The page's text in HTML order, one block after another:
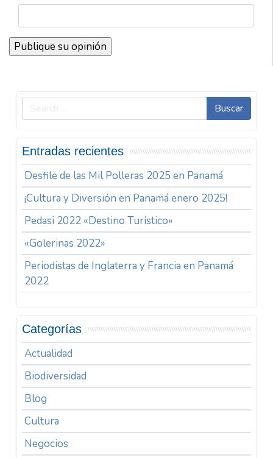
Buscar
Entradas recientes
Desfile de las Mil Polleras 2025 en Panamá
¡Cultura y Diversión en Panamá enero 2025!
Pedasi 2022 «Destino Turístico»
«Golerinas 2022»
Periodistas de Inglaterra y Francia en Panamá
2022
Categorías
Actualidad
Biodiversidad
Blog
Cultura
Negocios